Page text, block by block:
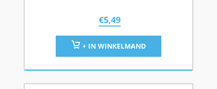
€5,49
+ IN WINKELMAND